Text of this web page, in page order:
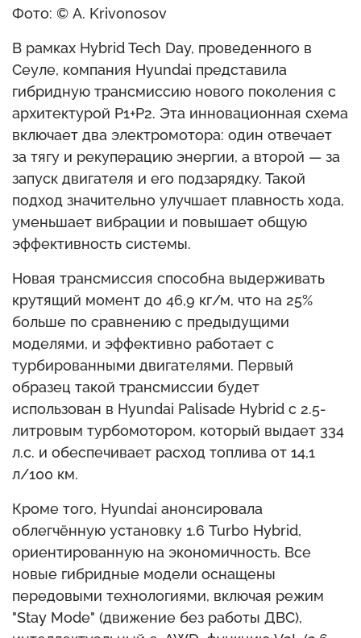
Фото: © A. Krivonosov
В рамках Hybrid Tech Day, проведенного в
Сеуле, компания Hyundai представила
гибридную трансмиссию нового поколения с
архитектурой P1+P2. Эта инновационная схема
включает два электромотора: один отвечает
за тягу и рекуперацию энергии, а второй — за
запуск двигателя и его подзарядку. Такой
подход значительно улучшает плавность хода,
уменьшает вибрации и повышает общую
эффективность системы.
Новая трансмиссия способна выдерживать
крутящий момент до 46,9 кг/м, что на 25%
больше по сравнению с предыдущими
моделями, и эффективно работает с
турбированными двигателями. Первый
образец такой трансмиссии будет
использован в Hyundai Palisade Hybrid с 2.5-
литровым турбомотором, который выдает 334
л.с. и обеспечивает расход топлива от 14,1
л/100 км.
Кроме того, Hyundai анонсировала
облегчённую установку 1.6 Turbo Hybrid,
ориентированную на экономичность. Все
новые гибридные модели оснащены
передовыми технологиями, включая режим
"Stay Mode" (движение без работы ДВС),